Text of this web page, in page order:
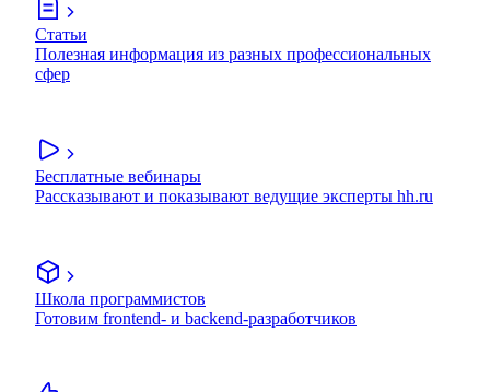
Статьи
Полезная информация из разных профессиональных
сфер
Бесплатные вебинары
Рассказывают и показывают ведущие эксперты hh.ru
Школа программистов
Готовим frontend- и backend-разработчиков